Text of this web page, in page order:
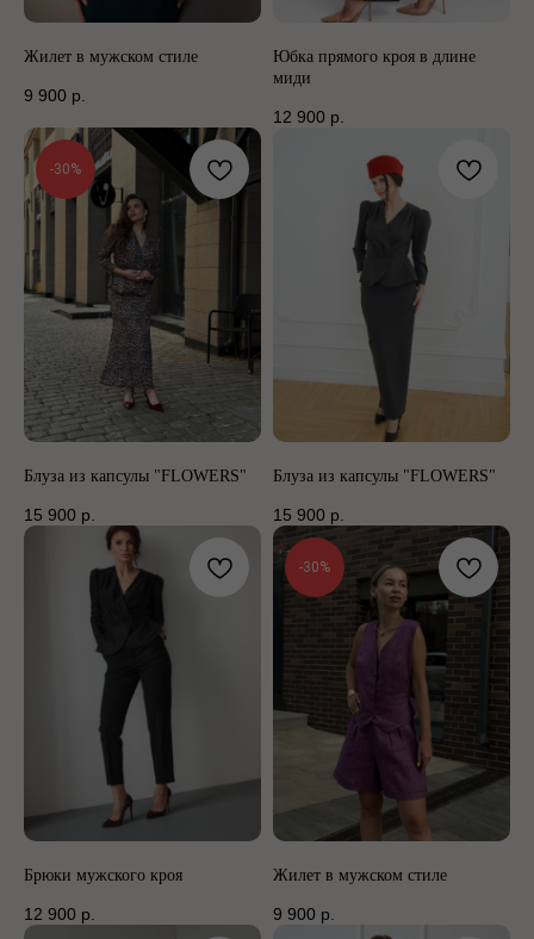
Жилет в мужском стиле
9 900 р.
Юбка прямого кроя в длине
миди
12 900 р.
-30%
Блуза из капсулы "FLOWERS"
15 900 р.
Блуза из капсулы "FLOWERS"
15 900 р.
Брюки мужского кроя
12 900 р.
-30%
Жилет в мужском стиле
9 900 р.